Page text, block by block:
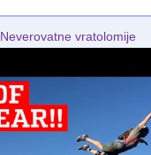
Neverovatne vratolomije